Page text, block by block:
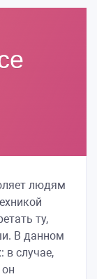
людям
ту,
В данном
в случае,